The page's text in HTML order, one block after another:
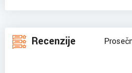
Recenzije